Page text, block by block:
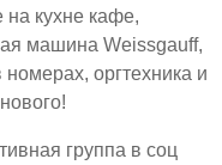
на кухне кафе,
машина Weissgauff,
оргтехника и
группа в соц